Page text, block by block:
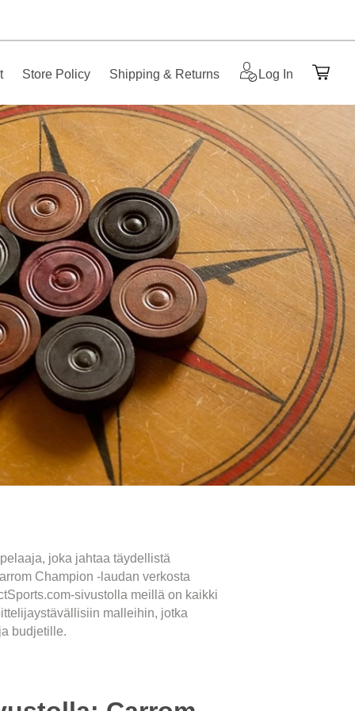
Store Policy Shipping & Returns Log In
joka jahtaa täydellistä
Champion -laudan verkosta
sivustolla meillä on kaikki
malleihin, jotka
budjetille.